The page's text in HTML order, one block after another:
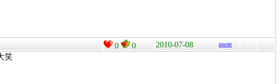
0 0 2010-07-08 quote